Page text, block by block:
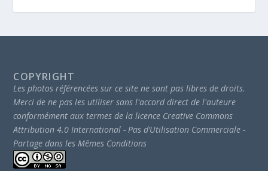
COPYRIGHT
Les photos référencées sur ce site ne sont pas libres de droits.
Merci de ne pas les utiliser sans l'accord direct de l'auteure
conformément aux termes de la licence Creative Commons
Attribution 4.0 International - Pas d’Utilisation Commerciale -
Partage dans les Mêmes Conditions